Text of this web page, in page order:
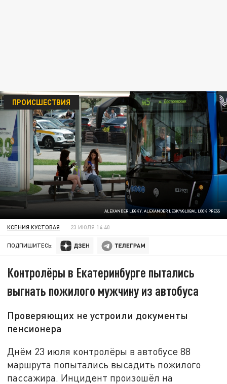
ALEXANDER LEGKY, ALEXANDER LEGKY/GLOBAL LOOK PRESS
ПРОИСШЕСТВИЯ
КСЕНИЯ КУСТОВАЯ 23 ИЮЛЯ 14:40
ПОДПИШИТЕСЬ:
Контролёры в Екатеринбурге пытались
выгнать пожилого мужчину из автобуса
Проверяющих не устроили документы
пенсионера
Днём 23 июля контролёры в автобусе 88
маршрута попытались высадить пожилого
пассажира. Инцидент произошёл на